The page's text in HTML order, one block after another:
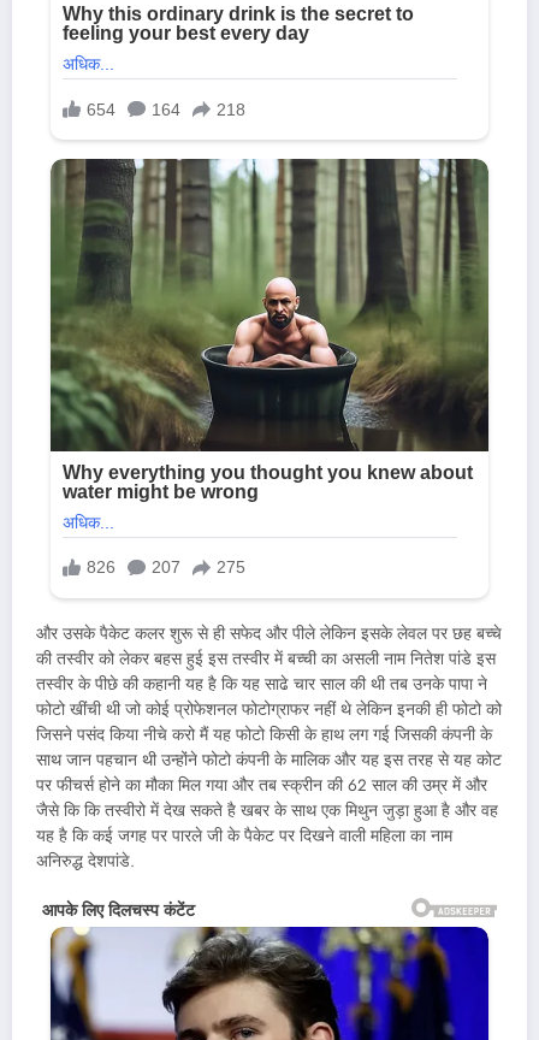
और उसके पैकेट कलर शुरू से ही सफेद और पीले लेकिन इसके लेवल पर छह बच्चे
की तस्वीर को लेकर बहस हुई इस तस्वीर में बच्ची का असली नाम नितेश पांडे इस
तस्वीर के पीछे की कहानी यह है कि यह साढे चार साल की थी तब उनके पापा ने
फोटो खींची थी जो कोई प्रोफेशनल फोटोग्राफर नहीं थे लेकिन इनकी ही फोटो को
जिसने पसंद किया नीचे करो मैं यह फोटो किसी के हाथ लग गई जिसकी कंपनी के
साथ जान पहचान थी उन्होंने फोटो कंपनी के मालिक और यह इस तरह से यह कोट
पर फीचर्स होने का मौका मिल गया और तब स्क्रीन की 62 साल की उम्र में और
जैसे कि कि तस्वीरो में देख सकते है खबर के साथ एक मिथुन जुड़ा हुआ है और वह
यह है कि कई जगह पर पारले जी के पैकेट पर दिखने वाली महिला का नाम
अनिरुद्ध देशपांडे.